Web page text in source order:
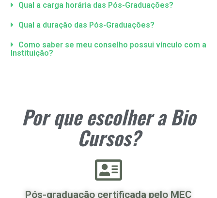
Qual a carga horária das Pós-Graduações?
Qual a duração das Pós-Graduações?
Como saber se meu conselho possui vínculo com a
Instituição?
Por que escolher a Bio
Cursos?
Pós-graduação certificada pelo MEC